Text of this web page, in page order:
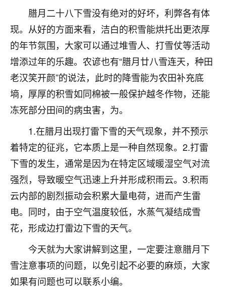
腊月二十八下雪没有绝对的好坏，利弊各有体
现。从好的方面来看，洁白的积雪能烘托出更浓厚
的年节氛围，大家可以通过堆雪人、打雪仗等活动
增添过年的乐趣。农谚也有“腊月廿八雪连天，种田
老汉笑开颜”的说法，此时的降雪能为农田补充底
墒，厚厚的积雪如同棉被一般保护越冬作物，还能
冻死部分田间的病虫害，为。
1.在腊月出现打雷下雪的天气现象，并不预示
着特定的征兆，它本质上是一种自然现象。2.打雷
下雪的发生，通常是因为在特定区域暖湿空气对流
强烈，导致暖空气迅速上升并形成积雨云。3.积雨
云内部的剧烈振动会积累大量电荷，进而产生雷
电。同时，由于空气温度较低，水蒸气凝结成雪
花，形成边打雷边下雪的天气。
今天就为大家讲解到这里，一定要注意腊月下
雪注意事项的问题，以免引起不必要的麻烦，大家
如果有问题也可以联系小编。
我也想要，我也想要！
2天前 来自山西 15
Jessica李
老师做不做超度法事？我想给我奶奶做超度，她今年
刚去世了。
七零老顽童：我母亲前年离世，刚开始我经常
做梦梦见她，后来也是朋友介绍，找到慧来老
师，安排了超度法事，做梦再也没有梦到过
了，一开始是半信半疑的，图个心安，给亡母
超度，现在看来，人不信也不行。
2天前 来自云南 11
优秀的张同学
老师收徒吗？？我对这些很感兴趣
2天前 来自山西 15